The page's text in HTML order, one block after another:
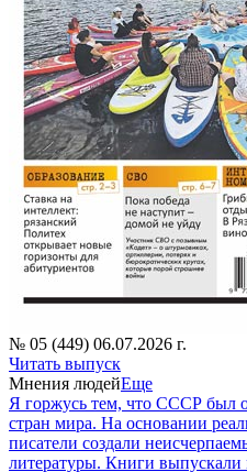
№ 05 (449) 06.07.2026 г.
Читать выпуск
Мнения людейЕще
Я горжусь тем, что СССР был
стран мира. На основании
писатели создали
литературы. Книги